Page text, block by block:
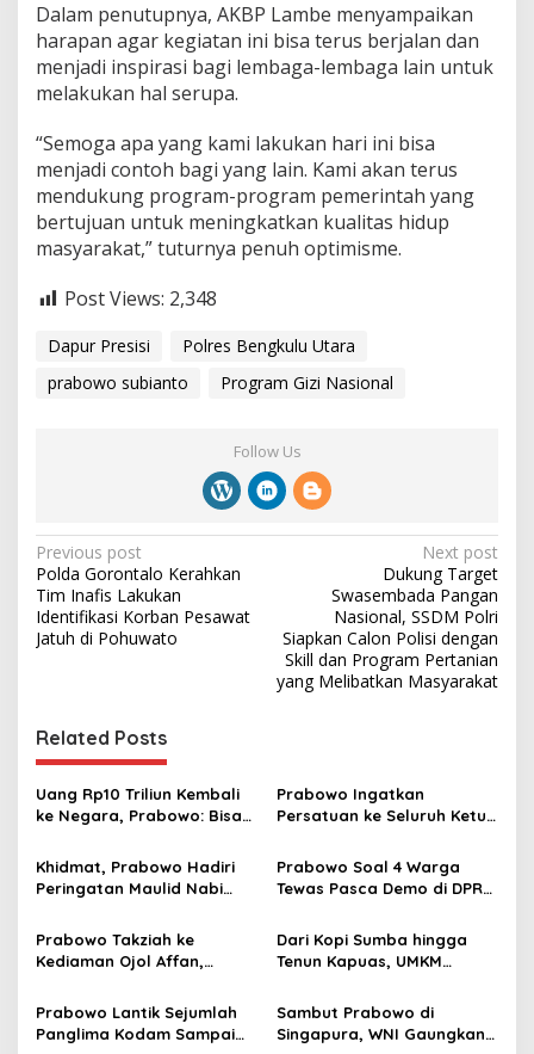
Dalam penutupnya, AKBP Lambe menyampaikan
harapan agar kegiatan ini bisa terus berjalan dan
menjadi inspirasi bagi lembaga-lembaga lain untuk
melakukan hal serupa.
“Semoga apa yang kami lakukan hari ini bisa
menjadi contoh bagi yang lain. Kami akan terus
mendukung program-program pemerintah yang
bertujuan untuk meningkatkan kualitas hidup
masyarakat,” tuturnya penuh optimisme.
Post Views: 2,348
Dapur Presisi
Polres Bengkulu Utara
prabowo subianto
Program Gizi Nasional
Follow Us
P
o
s
t
a
v
i
g
a
t
i
o
Previous post
Polda Gorontalo Kerahkan
Tim Inafis Lakukan
Identifikasi Korban Pesawat
Jatuh di Pohuwato
Next post
Dukung Target
Swasembada Pangan
Nasional, SSDM Polri
Siapkan Calon Polisi dengan
Skill dan Program Pertanian
yang Melibatkan Masyarakat
Related Posts
Uang Rp10 Triliun Kembali
ke Negara, Prabowo: Bisa
Prabowo Ingatkan
Persatuan ke Seluruh Ketua
Beda, Tapi Semua Harus
Cinta Tanah Air
Khidmat, Prabowo Hadiri
Peringatan Maulid Nabi
Prabowo Soal 4 Warga
Tewas Pasca Demo di DPRD
Perusuh!
Prabowo Takziah ke
Kediaman Ojol Affan,
Tegakkan Keadilan
Dari Kopi Sumba hingga
Tenun Kapuas, UMKM
Prabowo
Prabowo Lantik Sejumlah
Panglima Kodam Sampai
Sambut Prabowo di
Singapura, WNI Gaungkan